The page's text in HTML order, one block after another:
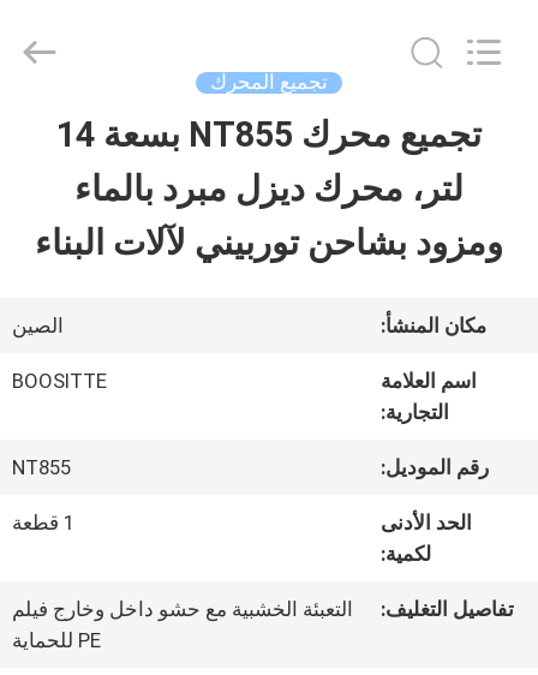
أشرطة
فيديو
معلومات
جولة
Machinery
تجميع المحرك
تجميع محرك NT855 بسعة 14
لتر، محرك ديزل مبرد بالماء
ومزود بشاحن توربيني لآلات البناء
مكان المنشأ: الصين
اسم العلامة
التجارية:
BOOSITTE
رقم الموديل: NT855
الحد الأدنى
لكمية:
1 قطعة
تفاصيل التغليف:
التعبئة الخشبية مع حشو داخل وخارج فيلم
PE للحماية